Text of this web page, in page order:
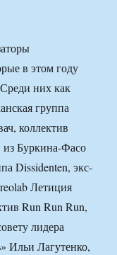
в этом году
них как
группа
коллектив
Буркина-Фасо
Dissidenten, экс-
Летиция
Run Run Run,
лидера
Ильи Лагутенко,